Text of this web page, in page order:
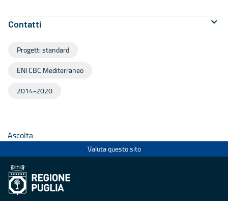
Contatti
Progetti standard
ENI CBC Mediterraneo
2014-2020
Ascolta
Valuta questo sito